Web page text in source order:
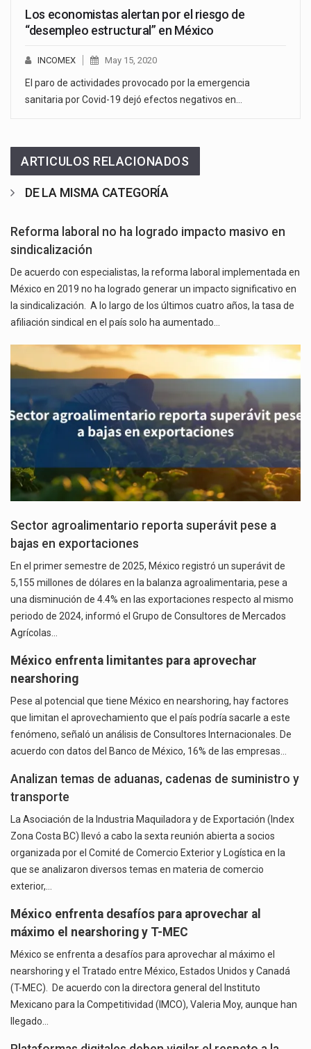
Los economistas alertan por el riesgo de
“desempleo estructural” en México
INCOMEX May 15, 2020
El paro de actividades provocado por la emergencia
sanitaria por Covid-19 dejó efectos negativos en…
ARTICULOS RELACIONADOS
DE LA MISMA CATEGORÍA
Reforma laboral no ha logrado impacto masivo en
sindicalización
De acuerdo con especialistas, la reforma laboral implementada en
México en 2019 no ha logrado generar un impacto significativo en
la sindicalización. A lo largo de los últimos cuatro años, la tasa de
afiliación sindical en el país solo ha aumentado…
Sector agroalimentario reporta superávit pese a
bajas en exportaciones
En el primer semestre de 2025, México registró un superávit de
5,155 millones de dólares en la balanza agroalimentaria, pese a
una disminución de 4.4% en las exportaciones respecto al mismo
periodo de 2024, informó el Grupo de Consultores de Mercados
Agrícolas…
México enfrenta limitantes para aprovechar
nearshoring
Pese al potencial que tiene México en nearshoring, hay factores
que limitan el aprovechamiento que el país podría sacarle a este
fenómeno, señaló un análisis de Consultores Internacionales. De
acuerdo con datos del Banco de México, 16% de las empresas…
Analizan temas de aduanas, cadenas de suministro y
transporte
La Asociación de la Industria Maquiladora y de Exportación (Index
Zona Costa BC) llevó a cabo la sexta reunión abierta a socios
organizada por el Comité de Comercio Exterior y Logística en la
que se analizaron diversos temas en materia de comercio
exterior,…
México enfrenta desafíos para aprovechar al
máximo el nearshoring y T-MEC
México se enfrenta a desafíos para aprovechar al máximo el
nearshoring y el Tratado entre México, Estados Unidos y Canadá
(T-MEC). De acuerdo con la directora general del Instituto
Mexicano para la Competitividad (IMCO), Valeria Moy, aunque han
llegado…